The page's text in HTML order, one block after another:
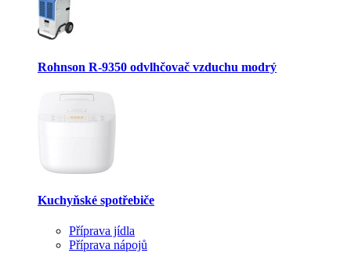
Rohnson R-9350 odvlhčovač vzduchu modrý
Kuchyňské spotřebiče
Příprava jídla
Příprava nápojů